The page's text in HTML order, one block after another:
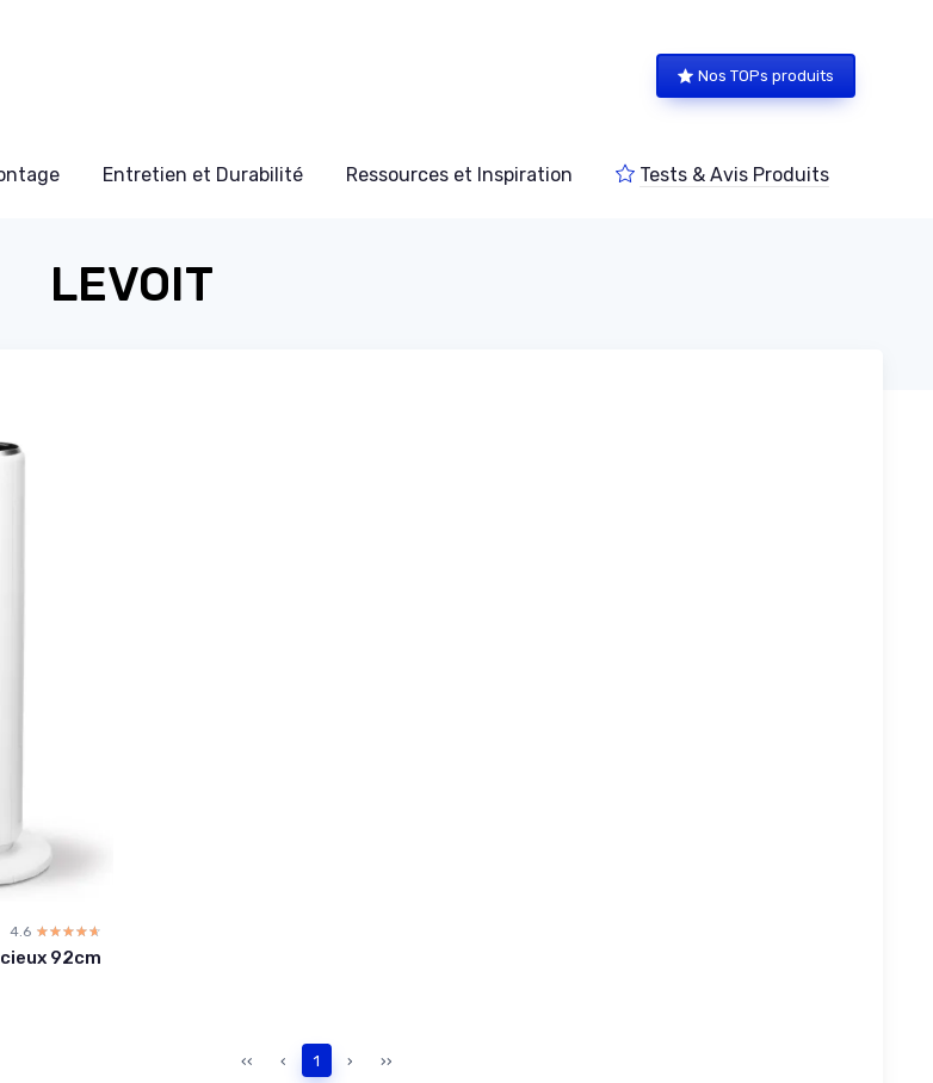
Nos TOPs produits
Entretien et Durabilité Ressources et Inspiration Tests & Avis Produits
LEVOIT
4.6 ☆☆☆☆☆
★★★★★
92cm
‹‹ ‹ 1 › ››